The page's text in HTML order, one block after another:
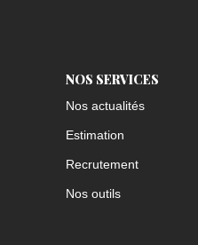
NOS SERVICES
Nos actualités
Estimation
Recrutement
Nos outils